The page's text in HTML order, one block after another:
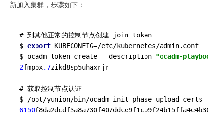
新加入集群，步骤如下：
# 到其他正常的控制节点创建 join token
$ export KUBECONFIG=/etc/kubernetes/admin.conf
$ ocadm token create --description "ocadm-
2fmpbx.7zikd8sp5uhaxrjr
# 获取控制节点认证
6150